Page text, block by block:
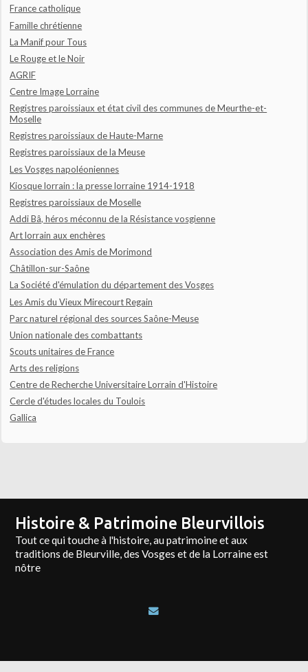
France catholique
Famille chrétienne
La Manif pour Tous
Le Rouge et le Noir
AGRIF
Centre Image Lorraine
Registres paroissiaux et état civil des communes de Meurthe-et-
Moselle
Registres paroissiaux de Haute-Marne
Registres paroissiaux de la Meuse
Les Vosges napoléoniennes
Kiosque lorrain : la presse lorraine 1914-1918
Registres paroissiaux de Moselle
Addi Bâ, héros méconnu de la Résistance vosgienne
Art lorrain aux enchères
Association des Amis de Morimond
Châtillon-sur-Saône
La Société d'émulation du département des Vosges
Les Amis du Vieux Mirecourt Regain
Parc naturel régional des sources Saône-Meuse
Union nationale des combattants
Scouts unitaires de France
Arts des religions
Centre de Recherche Universitaire Lorrain d'Histoire
Cercle d'études locales du Toulois
Gallica
Histoire & Patrimoine Bleurvillois
Tout ce qui touche à l'histoire, au patrimoine et aux
traditions de Bleurville, des Vosges et de la Lorraine est
nôtre